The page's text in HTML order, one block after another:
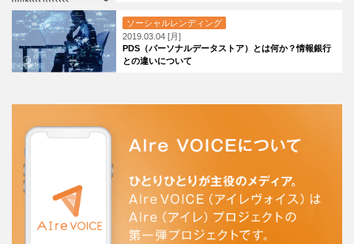
ソーシャルレンディング
2019.03.04 [月]
PDS（パーソナルデータストア）とは何か？情報銀行
との違いについて